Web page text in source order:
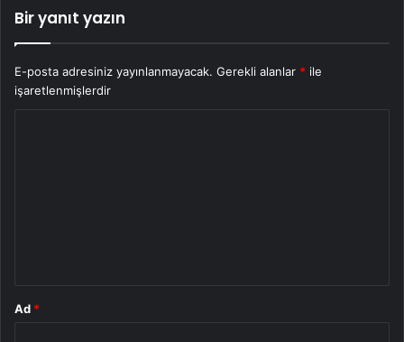
Bir yanıt yazın
E-posta adresiniz yayınlanmayacak. Gerekli alanlar * ile
işaretlenmişlerdir
Ad *